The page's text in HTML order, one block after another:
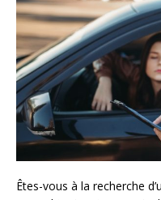
Êtes-vous à la recherche